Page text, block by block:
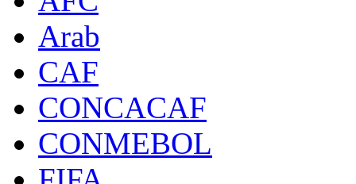
Arab
CAF
CONCACAF
CONMEBOL